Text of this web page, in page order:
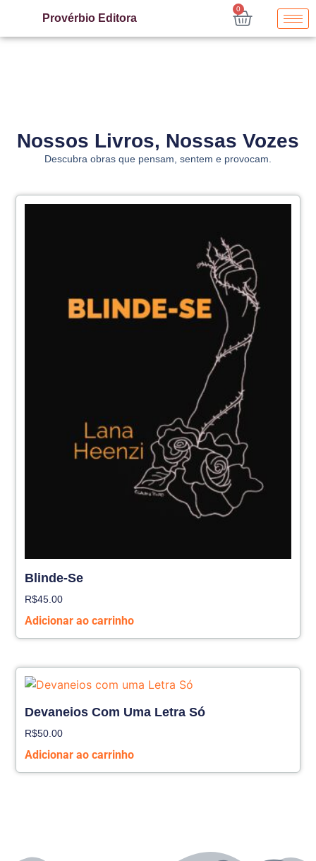
Provérbio Editora
0
Nossos Livros, Nossas Vozes
Descubra obras que pensam, sentem e provocam.
Blinde-Se
R$45.00
Adicionar ao carrinho
Devaneios Com Uma Letra Só
R$50.00
Adicionar ao carrinho